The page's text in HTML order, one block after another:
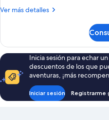
habitación,
Ver más detalles
Más
Business,
habitación,
cocina
Inicia sesión para echar
descuentos de los que
aventuras, ¡más
Iniciar sesión Registrarme